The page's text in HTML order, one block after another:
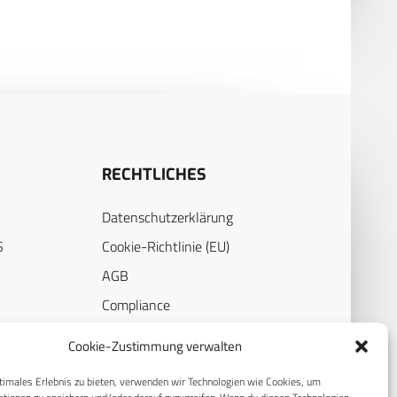
Cookie-Zustimmung verwalten
Erlebnis zu bieten, verwenden wir Technologien wie Cookies, um
RECHTLICHES
Datenschutzerklärung
Cookie-Richtlinie (EU)
AGB
Compliance